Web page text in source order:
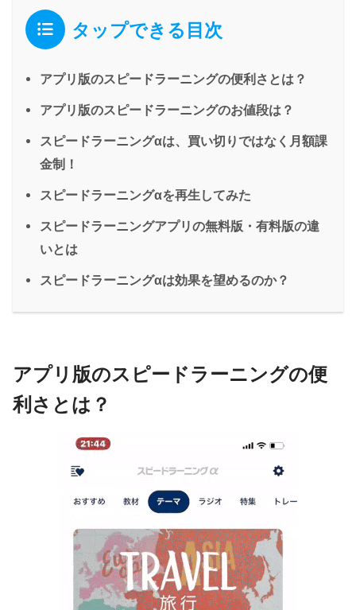
タップできる目次
アプリ版のスピードラーニングの便利さとは？
アプリ版のスピードラーニングのお値段は？
スピードラーニングαは、買い切りではなく月額課
金制！
スピードラーニングαを再生してみた
スピードラーニングアプリの無料版・有料版の違
いとは
スピードラーニングαは効果を望めるのか？
アプリ版のスピードラーニングの便
利さとは？